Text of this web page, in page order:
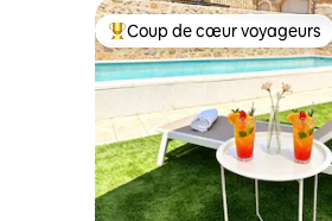
Coup de cœur voyageurs
Coup de cœur voyageurs